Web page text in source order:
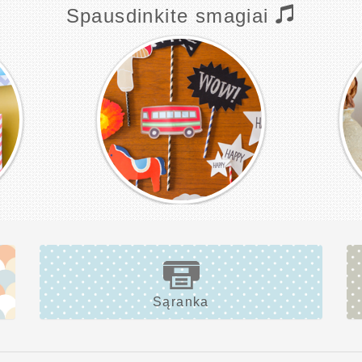
Spausdinkite smagiai
Sąranka